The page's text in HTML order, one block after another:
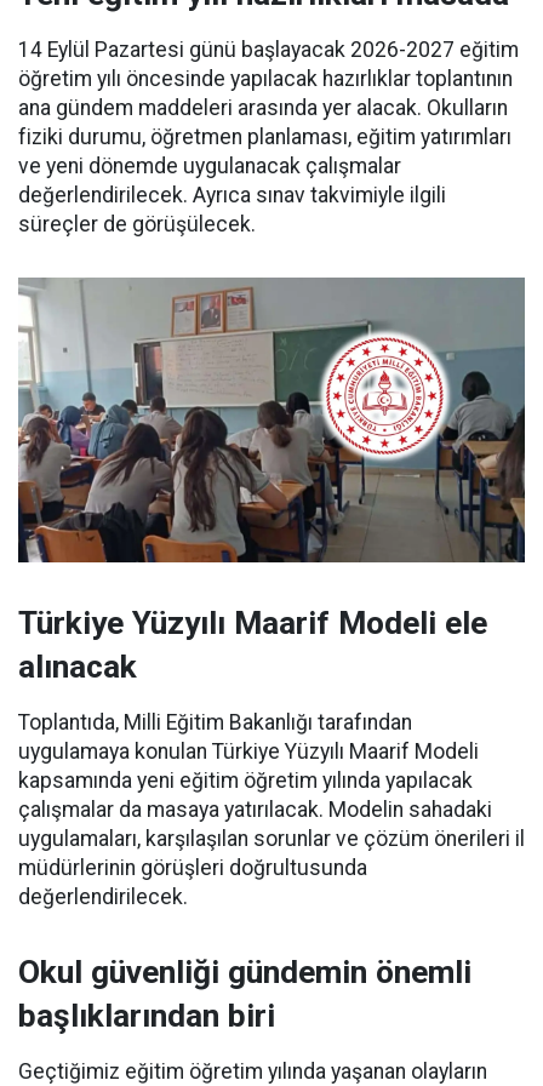
14 Eylül Pazartesi günü başlayacak 2026-2027 eğitim
öğretim yılı öncesinde yapılacak hazırlıklar toplantının
ana gündem maddeleri arasında yer alacak. Okulların
fiziki durumu, öğretmen planlaması, eğitim yatırımları
ve yeni dönemde uygulanacak çalışmalar
değerlendirilecek. Ayrıca sınav takvimiyle ilgili
süreçler de görüşülecek.
Türkiye Yüzyılı Maarif Modeli ele
alınacak
Toplantıda, Milli Eğitim Bakanlığı tarafından
uygulamaya konulan Türkiye Yüzyılı Maarif Modeli
kapsamında yeni eğitim öğretim yılında yapılacak
çalışmalar da masaya yatırılacak. Modelin sahadaki
uygulamaları, karşılaşılan sorunlar ve çözüm önerileri il
müdürlerinin görüşleri doğrultusunda
değerlendirilecek.
Okul güvenliği gündemin önemli
başlıklarından biri
Geçtiğimiz eğitim öğretim yılında yaşanan olayların